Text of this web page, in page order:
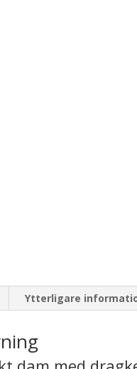
Ytterligare